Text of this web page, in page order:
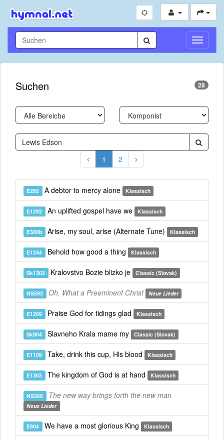
Suchen 28
1 2
E292 A debtor to mercy alone Klassisch
E1292 An uplifted gospel have we Klassisch
E300b Arise, my soul, arise (Alternate Tune) Klassisch
E1244 Behold how good a thing Klassisch
Sk1303 Kralovstvo Bozie blizko je Classic (Slovak)
NS593 Oh, What a Preeminent Christ Neue Lieder
E1209 Praise God for tidings glad Klassisch
Sk904 Slavneho Krala mame my Classic (Slovak)
E1109 Take, drink this cup, His blood Klassisch
E1303 The kingdom of God is at hand Klassisch
NS369 The new way brings forth the new man
Neue Lieder
E904 We have a most glorious King Klassisch